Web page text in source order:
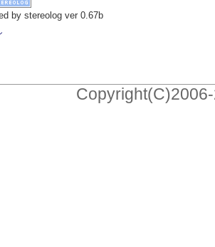
by stereolog ver 0.67b